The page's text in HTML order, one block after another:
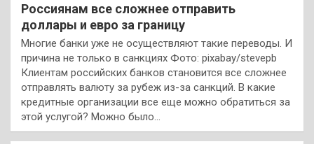
Россиянам все сложнее отправить
доллары и евро за границу
Многие банки уже не осуществляют такие переводы. И
причина не только в санкциях Фото: pixabay/stevepb
Клиентам российских банков становится все сложнее
отправлять валюту за рубеж из-за санкций. В какие
кредитные организации все еще можно обратиться за
этой услугой? Можно было…